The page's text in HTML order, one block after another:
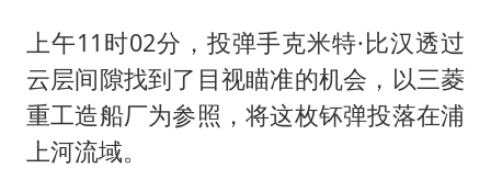
上午11时02分，投弹手克米特·比汉透过
云层间隙找到了目视瞄准的机会，以三菱
重工造船厂为参照，将这枚钚弹投落在浦
上河流域。